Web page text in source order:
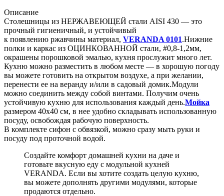
Описание
Столешницы из НЕРЖАВЕЮЩЕЙ стали AISI 430 — это
прочный гигиеничный, и устойчивый
к появлению ржавчины материал, VERANDA 0101.Нижние
полки и каркас из ОЦИНКОВАННОЙ стали, #0,8-1,2мм,
окрашены порошковой эмалью, кухня прослужит много лет.
Кухню можно разместить в любом месте — в хорошую погоду
вы можете готовить на открытом воздухе, а при желании,
перенести ее на веранду и/или в садовый домик.Модули
можно соединить между собой винтами. Получим очень
устойчивую кухню для использования каждый день.Мойка
размером 40х40 см, в нее удобно складывать использованную
посуду, освобождая рабочую поверхность.
В комплекте сифон с обвязкой, можно сразу мыть руки и
посуду под проточной водой.
Создайте комфорт домашней кухни на даче и
готовьте вкусную еду с модульной кухней
VERANDA. Если вы хотите создать целую кухню,
вы можете дополнять другими модулями, которые
продаются отдельно.